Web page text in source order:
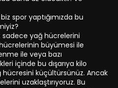
spor yaptığımızda bu
sadece yağ hücrelerini
büyümesi ile
ile veya bazı
içinde bu dışarıya kilo
hücresini küçültürsünüz. Ancak
uzaklaştırıyoruz. Bu